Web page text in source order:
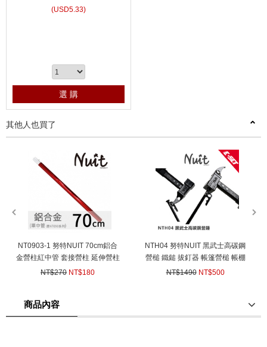
(USD5.33)
選 購
其他人也買了
NT0903-1 努特NUIT 70cm鋁合
金營柱紅中管 套接營柱 延伸營柱
炊事帳蓬 天幕帳篷
NT$270 NT$180
NTH04 努特NUIT 黑武士高碳鋼
營槌 鐵鎚 拔釘器 帳篷營槌 帳棚
營錘 帳蓬鐵槌 拔釘鉤 營釘鎚
NT$1490 NT$500
prev next
商品內容